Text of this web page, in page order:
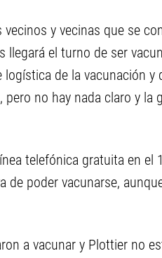
y vecinas que se
llegará el turno de ser
de la vacunación y
no hay nada claro y la
telefónica gratuita en el
de poder vacunarse,
a vacunar y Plottier no